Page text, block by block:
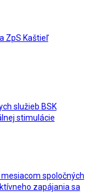
ZpS Kaštieľ
služieb BSK
stimulácie
spoločných
zapájania sa